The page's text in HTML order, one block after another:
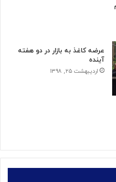
عرضه کاغذ به بازار در دو هفته
آینده
اردیبهشت ۲۵, ۱۳۹۸